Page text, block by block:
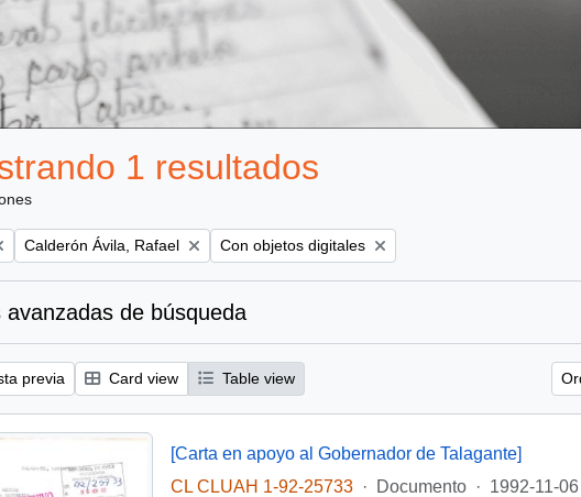
1 resultados
Remove filter:
Calderón Ávila, Rafael Remove filter:
Con objetos digitales
avanzadas de búsqueda
previa Card view Table view
[Carta en apoyo al Gobernador de Talagante]
CL CLUAH 1-92-25733
· Documento · 1992-11-06